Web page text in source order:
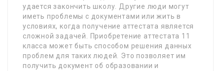
удается закончить школу. Другие люди могут
иметь проблемы с документами или жить в
условиях, когда получение аттестата является
сложной задачей. Приобретение аттестата 11
класса может быть способом решения данных
проблем для таких людей. Это позволяет им
получить документ об образовании и